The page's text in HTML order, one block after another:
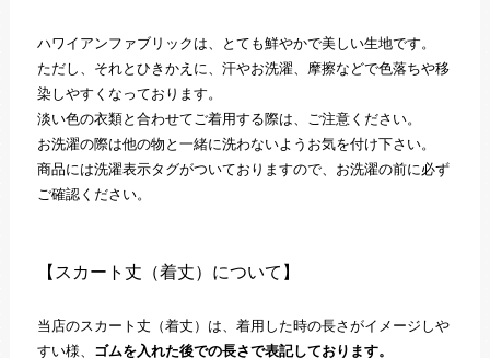
ハワイアンファブリックは、とても鮮やかで美しい生地です。
ただし、それとひきかえに、汗やお洗濯、摩擦などで色落ちや移
染しやすくなっております。
淡い色の衣類と合わせてご着用する際は、ご注意ください。
お洗濯の際は他の物と一緒に洗わないようお気を付け下さい。
商品には洗濯表示タグがついておりますので、お洗濯の前に必ず
ご確認ください。
【スカート丈（着丈）について】
当店のスカート丈（着丈）は、着用した時の長さがイメージしや
すい様、 ゴムを入れた後での長さで表記しております。